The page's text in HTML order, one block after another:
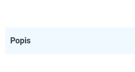
Popis